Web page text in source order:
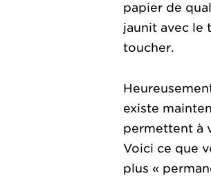
papier de
jaunit avec le
toucher.
existe
permettent à
Voici ce que
plus «